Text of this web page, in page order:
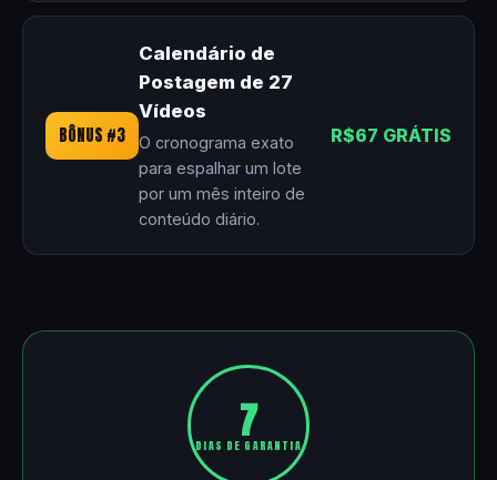
BÔNUS #3
Calendário de
Postagem de 27
Vídeos
O cronograma exato
para espalhar um lote
por um mês inteiro de
conteúdo diário.
R$67 GRÁTIS
7
DIAS DE GARANTIA